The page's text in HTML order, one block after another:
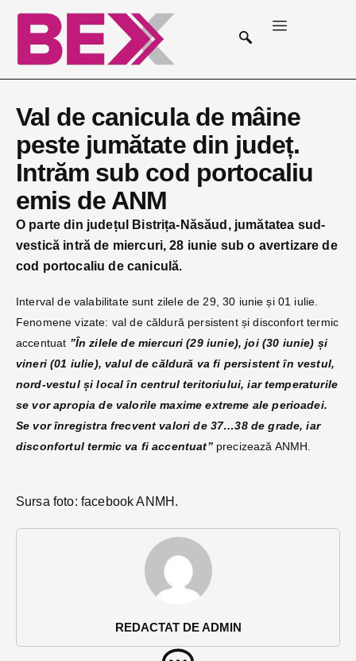
Val de canicula de mâine
peste jumătate din județ.
Intrăm sub cod portocaliu
emis de ANM
REDACTAT DE ADMIN
O parte din județul Bistrița-Năsăud, jumătatea sud-
vestică intră de miercuri, 28 iunie sub o avertizare de
cod portocaliu de caniculă.
Interval de valabilitate sunt zilele de 29, 30 iunie și 01 iulie.
Fenomene vizate: val de căldură persistent și disconfort termic
accentuat ”În zilele de miercuri (29 iunie), joi (30 iunie) și
vineri (01 iulie), valul de căldură va fi persistent în vestul,
nord-vestul și local în centrul teritoriului, iar temperaturile
se vor apropia de valorile maxime extreme ale perioadei.
Se vor înregistra frecvent valori de 37…38 de grade, iar
disconfortul termic va fi accentuat”precizează ANMH.
Sursa foto: facebook ANMH.